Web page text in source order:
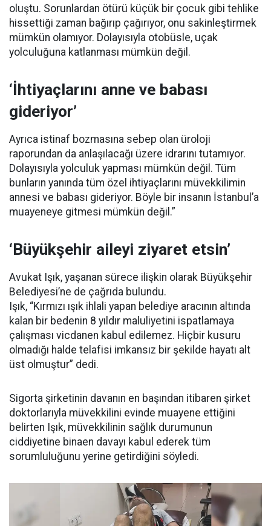
oluştu. Sorunlardan ötürü küçük bir çocuk gibi tehlike
hissettiği zaman bağırıp çağırıyor, onu sakinleştirmek
mümkün olamıyor. Dolayısıyla otobüsle, uçak
yolculuğuna katlanması mümkün değil.
‘İhtiyaçlarını anne ve babası
gideriyor’
Ayrıca istinaf bozmasına sebep olan üroloji
raporundan da anlaşılacağı üzere idrarını tutamıyor.
Dolayısıyla yolculuk yapması mümkün değil. Tüm
bunların yanında tüm özel ihtiyaçlarını müvekkilimin
annesi ve babası gideriyor. Böyle bir insanın İstanbul’a
muayeneye gitmesi mümkün değil.”
‘Büyükşehir aileyi ziyaret etsin’
Avukat Işık, yaşanan sürece ilişkin olarak Büyükşehir
Belediyesi’ne de çağrıda bulundu.
Işık, “Kırmızı ışık ihlali yapan belediye aracının altında
kalan bir bedenin 8 yıldır maluliyetini ispatlamaya
çalışması vicdanen kabul edilemez. Hiçbir kusuru
olmadığı halde telafisi imkansız bir şekilde hayatı alt
üst olmuştur” dedi.
Sigorta şirketinin davanın en başından itibaren şirket
doktorlarıyla müvekkilini evinde muayene ettiğini
belirten Işık, müvekkilinin sağlık durumunun
ciddiyetine binaen davayı kabul ederek tüm
sorumluluğunu yerine getirdiğini söyledi.